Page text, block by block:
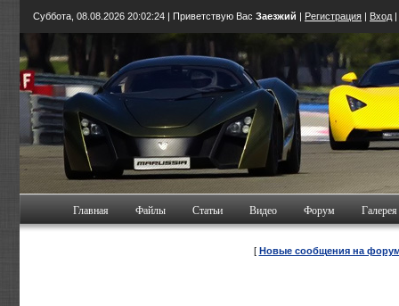
Суббота, 08.08.2026 20:02:25 | Приветствую Вас Заезжий | Регистрация | Вход |
Главная Файлы Статьи Видео Форум Галерея
[ Новые сообщения на